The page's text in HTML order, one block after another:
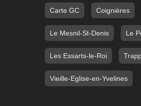
Carte GC Coignières
Le Mesnil-St-Denis Le
Les Essarts-le-Roi
Vieille-Eglise-en-Yvelines